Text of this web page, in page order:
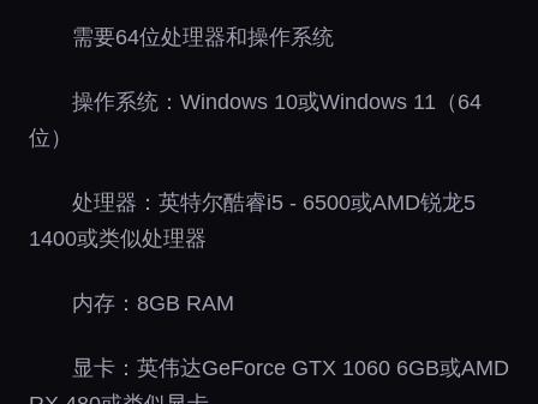
需要64位处理器和操作系统
操作系统：Windows 10或Windows 11（64
位）
处理器：英特尔酷睿i5 - 6500或AMD锐龙5
1400或类似处理器
内存：8GB RAM
显卡：英伟达GeForce GTX 1060 6GB或AMD